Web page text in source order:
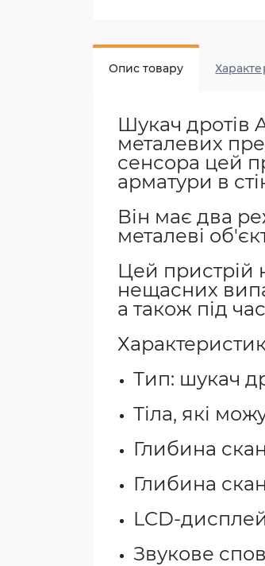
Опис товару
Шукач дротів
металевих
сенсора цей
арматури в
Він має два
металеві
Цей пристрій
нещасних
а також під
Тип: шукач
Тіла, які
Глибина
Глибина
LCD-
Звукове